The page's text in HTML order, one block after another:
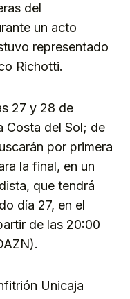
del
un acto
representado
Richotti.
27 y 28 de
Costa del Sol; de
por primera
la final, en un
que tendrá
día 27, en el
de las 20:00
Unicaja